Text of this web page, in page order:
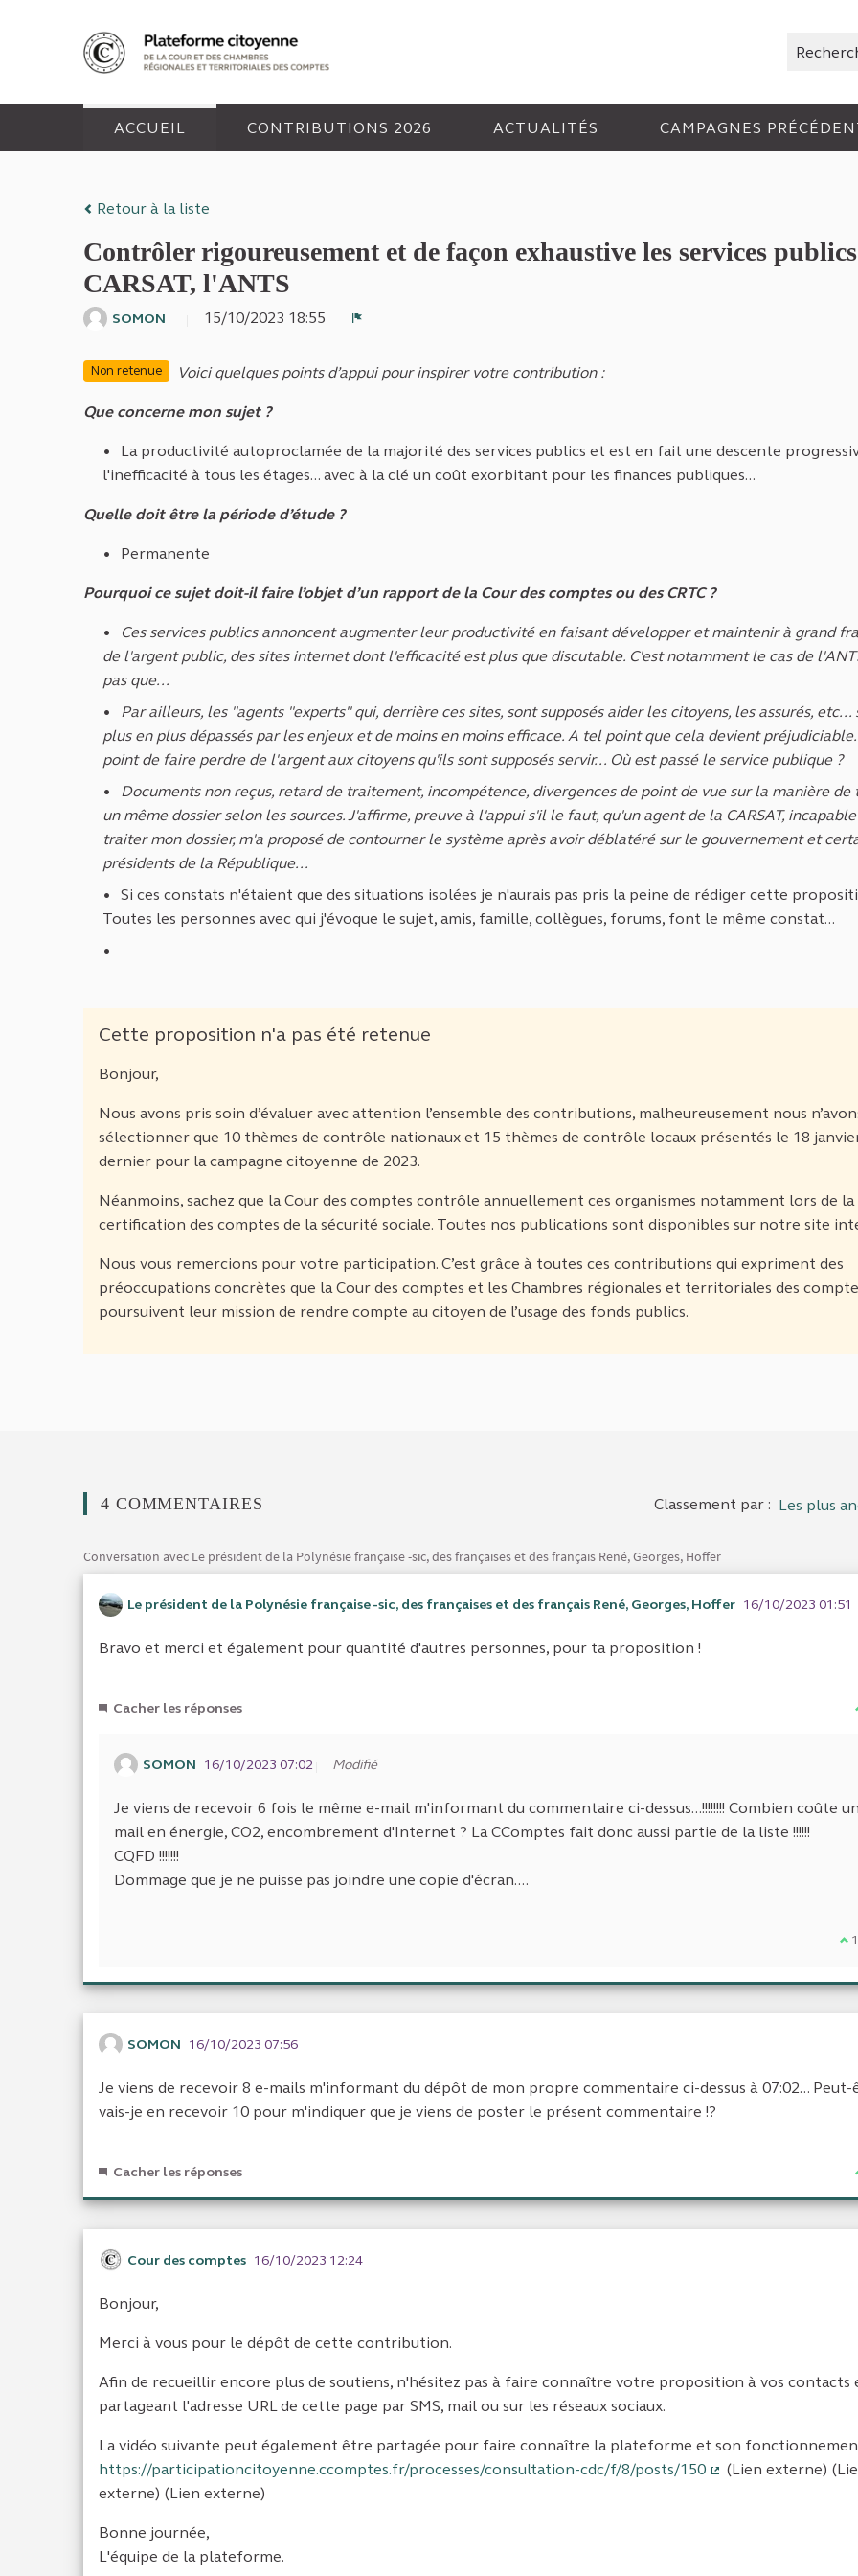
Rechercher
ACCUEIL CONTRIBUTIONS 2026 ACTUALITÉS CAMPAGNES
Retour à la liste
Contrôler rigoureusement et de façon exhaustive les services
CARSAT, l'ANTS
SOMON
15/10/2023 18:55
Non retenue Voici quelques points d’appui pour inspirer votre contribution :
Que concerne mon sujet ?
La productivité autoproclamée de la majorité des services publics et est en fait une descente
l'inefficacité à tous les étages... avec à la clé un coût exorbitant pour les finances publiques...
Quelle doit être la période d’étude ?
Permanente
Pourquoi ce sujet doit-il faire l’objet d’un rapport de la Cour des comptes ou des CRTC ?
Ces services publics annoncent augmenter leur productivité en faisant développer et maintenir à grand
de l'argent public, des sites internet dont l'efficacité est plus que discutable. C'est notamment le cas de
pas que...
Par ailleurs, les "agents "experts" qui, derrière ces sites, sont supposés aider les citoyens, les assurés, etc...
plus en plus dépassés par les enjeux et de moins en moins efficace. A tel point que cela devient
point de faire perdre de l'argent aux citoyens qu'ils sont supposés servir... Où est passé le service publique ?
Documents non reçus, retard de traitement, incompétence, divergences de point de vue sur la manière de
un même dossier selon les sources. J'affirme, preuve à l'appui s'il le faut, qu'un agent de la CARSAT,
traiter mon dossier, m'a proposé de contourner le système après avoir déblatéré sur le gouvernement et
présidents de la République...
Si ces constats n'étaient que des situations isolées je n'aurais pas pris la peine de rédiger cette
Toutes les personnes avec qui j'évoque le sujet, amis, famille, collègues, forums, font le même constat...
Cette proposition n'a pas été retenue
Bonjour,
Nous avons pris soin d’évaluer avec attention l’ensemble des contributions, malheureusement nous
sélectionner que 10 thèmes de contrôle nationaux et 15 thèmes de contrôle locaux présentés le 18
dernier pour la campagne citoyenne de 2023.
Néanmoins, sachez que la Cour des comptes contrôle annuellement ces organismes notamment lors de la
certification des comptes de la sécurité sociale. Toutes nos publications sont disponibles sur notre site
Nous vous remercions pour votre participation. C’est grâce à toutes ces contributions qui expriment des
préoccupations concrètes que la Cour des comptes et les Chambres régionales et territoriales des
poursuivent leur mission de rendre compte au citoyen de l’usage des fonds publics.
4 COMMENTAIRES Classement par : Les plus
Conversation avec Le président de la Polynésie française -sic, des françaises et des français René, Georges, Hoffer
Le président de la Polynésie française -sic, des françaises et des français René, Georges, Hoffer 16/10/2023 01:51
Bravo et merci et également pour quantité d'autres personnes, pour ta proposition !
Cacher les réponses
SOMON 16/10/2023 07:02 Modifié
Je viens de recevoir 6 fois le même e-mail m'informant du commentaire ci-dessus...!!!!!!!! Combien coûte
mail en énergie, CO2, encombrement d'Internet ? La CComptes fait donc aussi partie de la liste !!!!!!
CQFD !!!!!!!
Dommage que je ne puisse pas joindre une copie d'écran....
Je1
SOMON 16/10/2023 07:56
Je viens de recevoir 8 e-mails m'informant du dépôt de mon propre commentaire ci-dessus à 07:02... Peut-
vais-je en recevoir 10 pour m'indiquer que je viens de poster le présent commentaire !?
Cacher les réponses
Cour des comptes 16/10/2023 12:24
Bonjour,
Merci à vous pour le dépôt de cette contribution.
Afin de recueillir encore plus de soutiens, n'hésitez pas à faire connaître votre proposition à vos contacts
partageant l'adresse URL de cette page par SMS, mail ou sur les réseaux sociaux.
La vidéo suivante peut également être partagée pour faire connaître la plateforme et son
https://participationcitoyenne.ccomptes.fr/processes/consultation-cdc/f/8/posts/150
(Lien externe)
externe) (Lien externe)
Bonne journée,
L'équipe de la plateforme.